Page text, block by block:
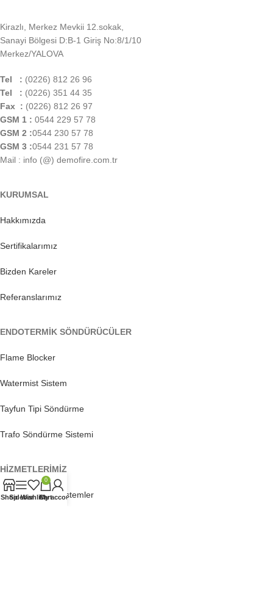
Kirazlı, Merkez Mevkii 12.sokak,
Sanayi Bölgesi D:B-1 Giriş No:8/1/10
Merkez/YALOVA
Tel : (0226) 812 26 96
Tel : (0226) 351 44 35
Fax : (0226) 812 26 97
GSM 1 : 0544 229 57 78
GSM 2 :0544 230 57 78
GSM 3 :0544 231 57 78
Mail : info (@) demofire.com.tr
KURUMSAL
Hakkımızda
Sertifikalarımız
Bizden Kareler
Referanslarımız
ENDOTERMİK SÖNDÜRÜCÜLER
Flame Blocker
Watermist Sistem
Tayfun Tipi Söndürme
Trafo Söndürme Sistemi
HİZMETLERİMİZ
Akıllı Tümleşik Sistemler
ShopSidebarWishlist
0
Cart
My account